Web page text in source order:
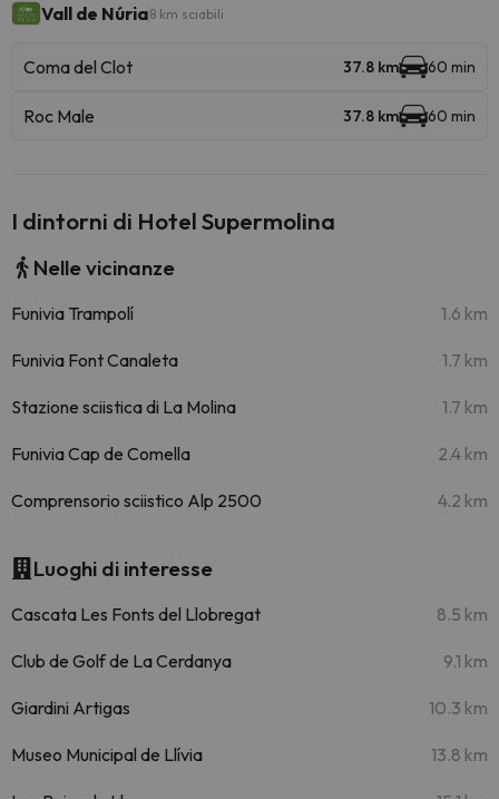
Vall de Núria8 km sciabili
Coma del Clot 37.8 km 60 min
Roc Male 37.8 km 60 min
I dintorni di Hotel Supermolina
Nelle vicinanze
Funivia Trampolí 1.6 km
Funivia Font Canaleta 1.7 km
Stazione sciistica di La Molina 1.7 km
Funivia Cap de Comella 2.4 km
Comprensorio sciistico Alp 2500 4.2 km
Luoghi di interesse
Cascata Les Fonts del Llobregat 8.5 km
Club de Golf de La Cerdanya 9.1 km
Giardini Artigas 10.3 km
Museo Municipal de Llívia 13.8 km